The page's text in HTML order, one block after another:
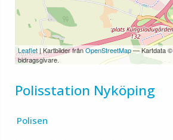
Leaflet | Kartbilder frånOpenStreetMap— Kartdata ©
bidragsgivare.
Polisstation Nyköping
Polisen